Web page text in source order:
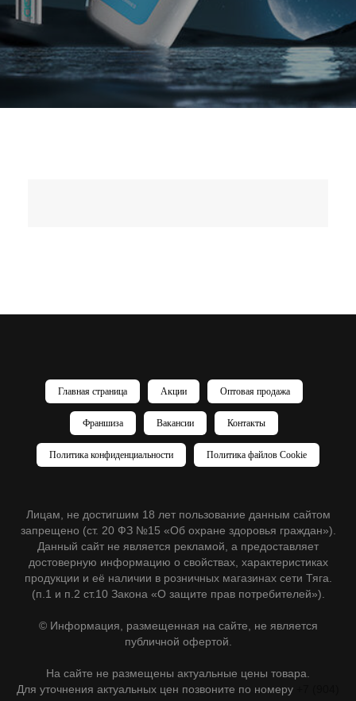
Главная страница Акции Оптовая продажа
Франшиза Вакансии Контакты
Политика конфиденциальности Политика файлов Cookie
Лицам, не достигшим 18 лет пользование данным сайтом
запрещено (ст. 20 ФЗ №15 «Об охране здоровья граждан»).
Данный сайт не является рекламой, а предоставляет
достоверную информацию о свойствах, характеристиках
продукции и её наличии в розничных магазинах сети Тяга.
(п.1 и п.2 ст.10 Закона «О защите прав потребителей»).
© Информация, размещенная на сайте, не является
публичной офертой.
На сайте не размещены актуальные цены товара.
Для уточнения актуальных цен позвоните по номеру